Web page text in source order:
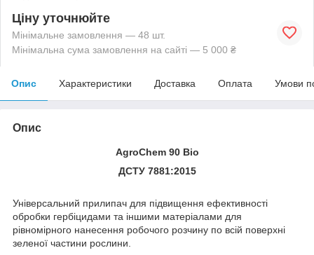
Ціну уточнюйте
Мінімальне замовлення — 48 шт.
Мінімальна сума замовлення на сайті — 5 000 ₴
Опис Характеристики Доставка Оплата Умови
Опис
AgroChem 90 Bio
ДСТУ 7881:2015
Універсальний прилипач для підвищення ефективності
обробки гербіцидами та іншими матеріалами для
рівномірного нанесення робочого розчину по всій поверхні
зеленої частини рослини.